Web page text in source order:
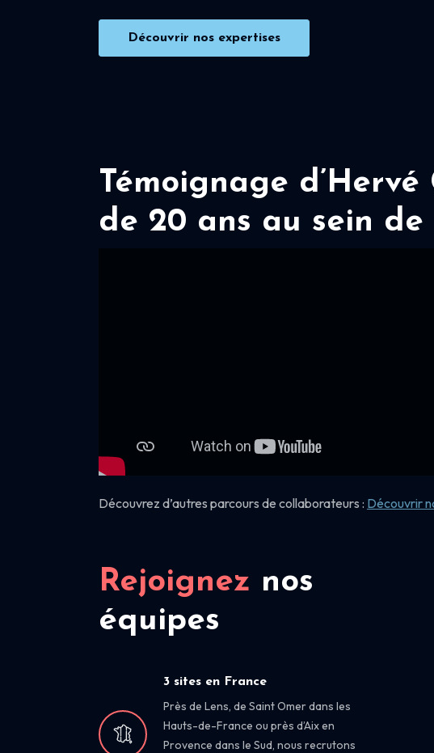
Découvrir nos expertises
Témoignage
de 20 ans au sein
Découvrez d’autres parcours de collaborateurs : Découvrir
Rejoignez nos
équipes
3 sites en France
Près de Lens, de Saint Omer dans les
Hauts-de-France ou près d’Aix en
Provence dans le Sud, nous recrutons